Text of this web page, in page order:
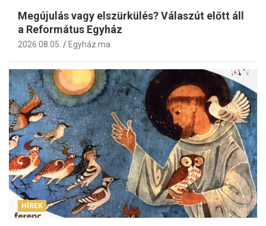
Megújulás vagy elszürkülés? Válaszút előtt áll
a Református Egyház
2026.08.05. Egyház.ma
HÍREK